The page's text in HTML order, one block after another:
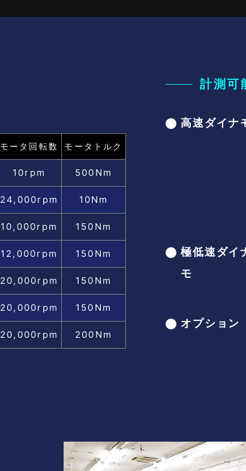
モータ回転数 モータトルク
10rpm 500Nm
24,000rpm 10Nm
10,000rpm 150Nm
12,000rpm 150Nm
20,000rpm 150Nm
20,000rpm 150Nm
20,000rpm 200Nm
計測可
高速ダイナ
極低速ダイ
モ
オプション